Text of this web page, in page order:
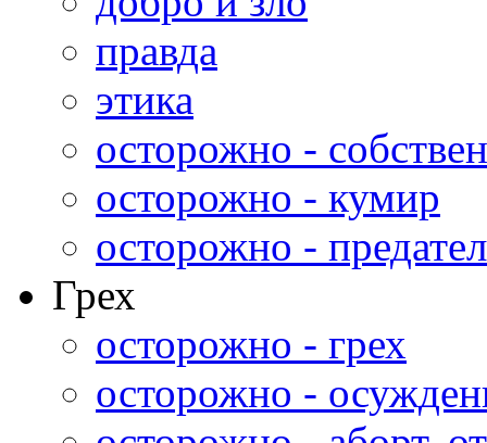
правда
этика
осторожно -
осторожно - кумир
осторожно -
Грех
осторожно - грех
осторожно -